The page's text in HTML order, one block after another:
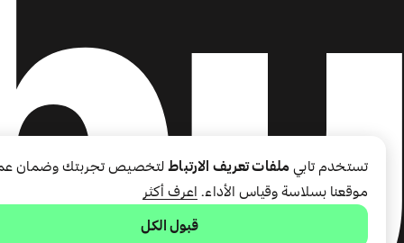
تستخدم تابي ملفات تعريف الارتباطلتخصيص تجربتك وضمان
موقعنا بسلاسة وقياس الأداء. اعرف أكثر
قبول الكل